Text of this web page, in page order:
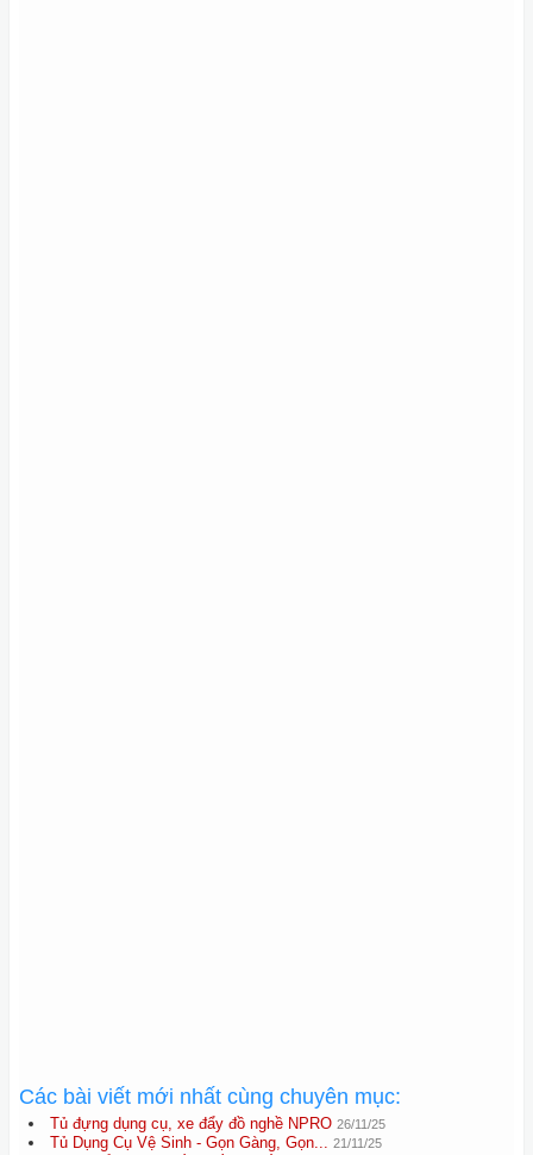
Các bài viết mới nhất cùng chuyên mục:
Tủ đựng dụng cụ, xe đẩy đồ nghề NPRO 26/11/25
Tủ Dụng Cụ Vệ Sinh - Gọn Gàng, Gọn... 21/11/25